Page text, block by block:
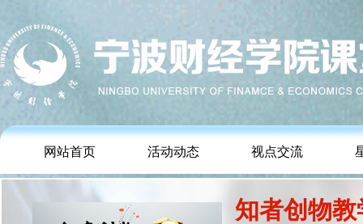
网站首页 活动动态 视点交流
知者创物教